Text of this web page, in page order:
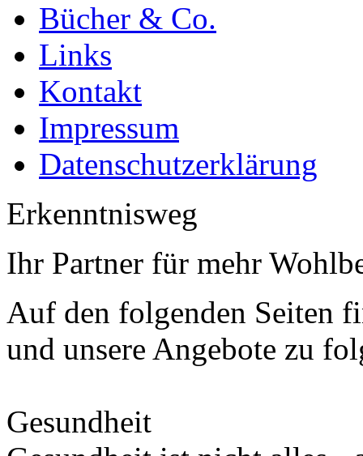
Bücher & Co.
Links
Kontakt
Impressum
Datenschutzerklärung
Erkenntnisweg
Ihr Partner für mehr
Auf den folgenden Seiten
und unsere Angebote zu
Gesundheit